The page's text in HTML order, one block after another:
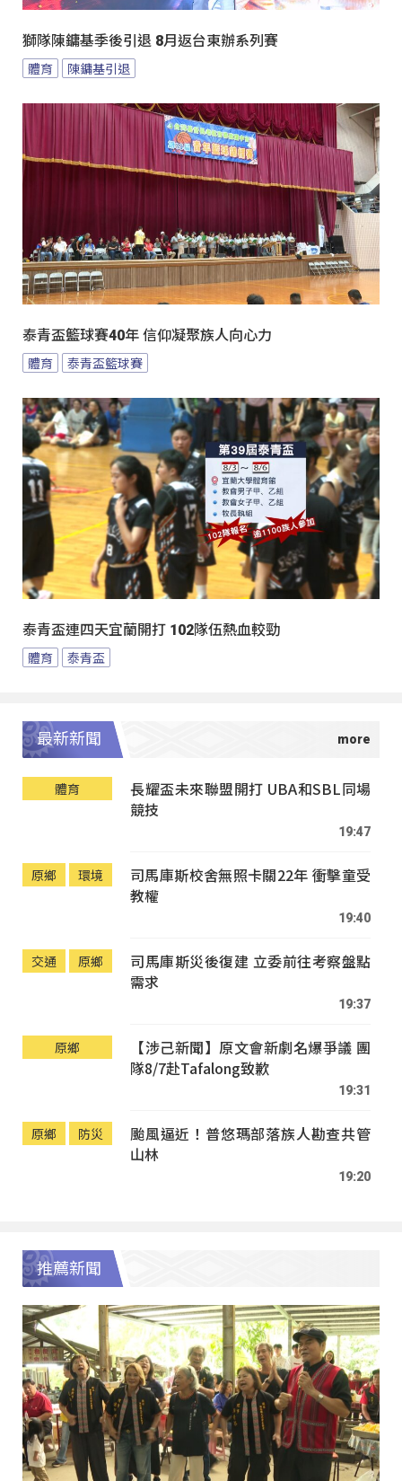
獅隊陳鏞基季後引退 8月返台東辦系列賽
體育 陳鏞基引退
泰青盃籃球賽40年 信仰凝聚族人向心力
體育 泰青盃籃球賽
泰青盃連四天宜蘭開打 102隊伍熱血較勁
體育 泰青盃
最新新聞
體育
長耀盃未來聯盟開打 UBA和SBL同場
競技
19:47
原鄉 環境
司馬庫斯校舍無照卡關22年 衝擊童受
教權
19:40
交通 原鄉
司馬庫斯災後復建 立委前往考察盤點
需求
19:37
原鄉
【涉己新聞】原文會新劇名爆爭議 團
隊8/7赴Tafalong致歉
19:31
原鄉 防災
颱風逼近！普悠瑪部落族人勘查共管
山林
19:20
推薦新聞